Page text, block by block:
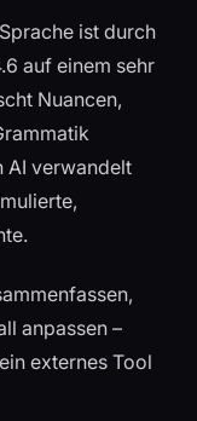
ist durch
auf einem sehr
Nuancen,
AI verwandelt
anpassen –
externes Tool